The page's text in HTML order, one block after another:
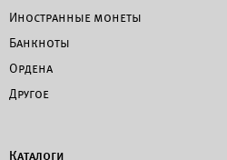
Иностранные монеты
Банкноты
Ордена
Другое
Каталоги